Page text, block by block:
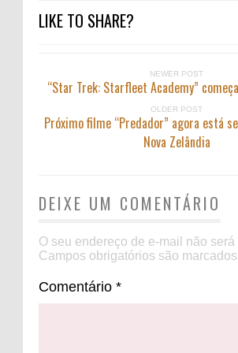
LIKE TO SHARE?
NEWER POST
“Star Trek: Starfleet Academy”
OLDER POST
Próximo filme “Predador” agora está
Nova Zelândia
DEIXE UM COMENTÁRIO
O seu endereço de e-mail não
Campos obrigatórios são
Comentário *